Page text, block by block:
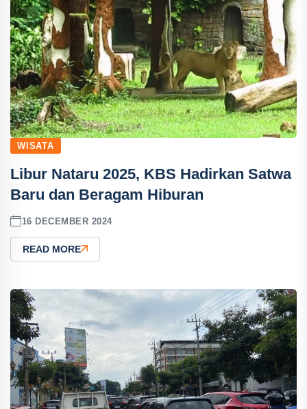
WISATA
Libur Nataru 2025, KBS Hadirkan Satwa
Baru dan Beragam Hiburan
16 DECEMBER 2024
READ MORE